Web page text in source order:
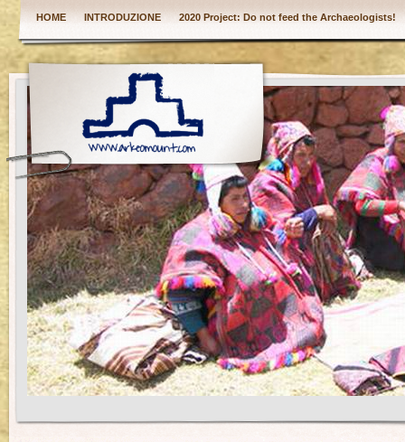
HOME INTRODUZIONE 2020 Project: Do not feed the Archaeologists!